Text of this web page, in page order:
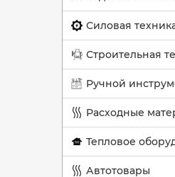
Силовая
Строительная
Ручной
Расходные
Тепловое
Автотовары